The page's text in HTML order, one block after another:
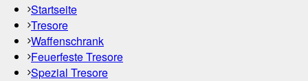
Startseite
Tresore
Waffenschrank
Feuerfeste Tresore
Spezial Tresore